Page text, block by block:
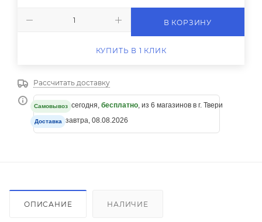
В КОРЗИНУ
КУПИТЬ В 1 КЛИК
Рассчитать доставку
Самовывоз сегодня, бесплатно, из 6 магазинов в г. Твери
Доставка завтра, 08.08.2026
ОПИСАНИЕ НАЛИЧИЕ